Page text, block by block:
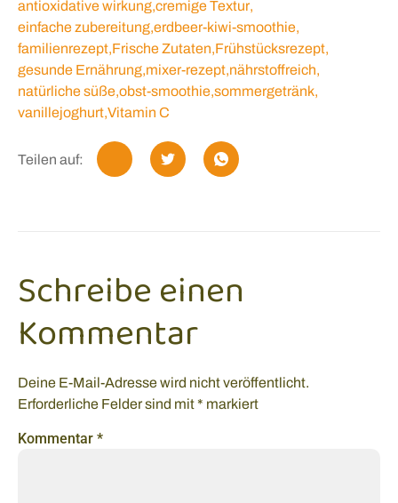
antioxidative wirkung,cremige Textur,
einfache zubereitung,erdbeer-kiwi-smoothie,
familienrezept,Frische Zutaten,Frühstücksrezept,
gesunde Ernährung,mixer-rezept,nährstoffreich,
natürliche süße,obst-smoothie,sommergetränk,
vanillejoghurt,Vitamin C
Teilen auf:
Schreibe einen
Kommentar
Deine E-Mail-Adresse wird nicht veröffentlicht.
Erforderliche Felder sind mit* markiert
Kommentar *